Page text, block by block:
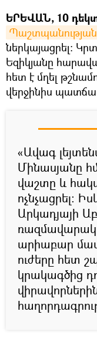
ԵՐԵՎԱՆ, 10
ներկայացրել։
Եզիկյանը
հետ է մղել
վերջինիս
«Ավագ
Մինասյանը
վաշտը և
ոչնչացրել:
Արկադյայի
արիաբար
ուժերը հետ
կրակագծից